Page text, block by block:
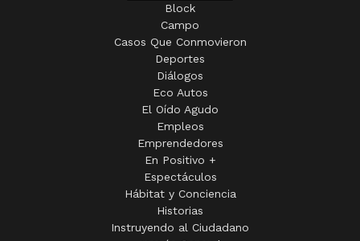
Block
Campo
Casos Que Conmovieron
Deportes
Diálogos
Eco Autos
El Oído Agudo
Empleos
Emprendedores
En Positivo +
Espectáculos
Hábitat y Conciencia
Historias
Instruyendo al Ciudadano